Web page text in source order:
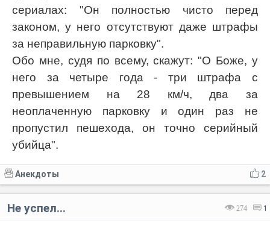
сериалах: "Он полностью чисто перед
законом, у него отсутствуют даже штрафы
за неправильную парковку".
Обо мне, судя по всему, скажут: "О Боже, у
него за четыре года - три штрафа с
превышением на 28 км/ч, два за
неоплаченную парковку и один раз не
пропустил пешехода, он точно серийный
убийца".
2
Анекдоты
274 1
Не успел...